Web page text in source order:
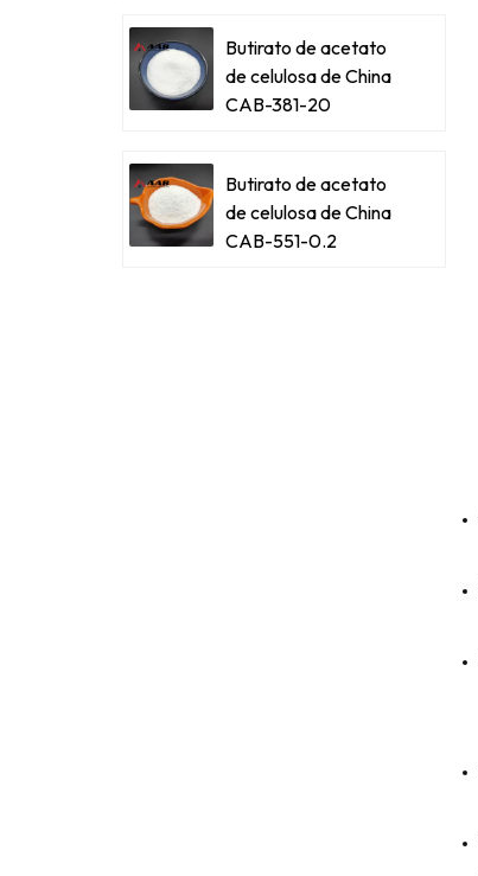
Butirato de acetato
de celulosa de China
CAB-381-20
Butirato de acetato
de celulosa de China
CAB-551-0.2